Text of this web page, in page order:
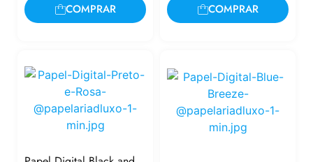
COMPRAR COMPRAR